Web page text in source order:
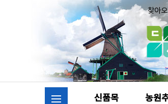
찾아
신품목 농원